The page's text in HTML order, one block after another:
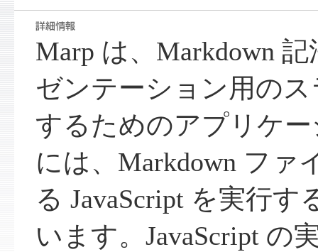
Marp は、Markdown
ゼンテーション用の
するためのアプリケ
には、Markdown ファ
る JavaScript を実行
います。JavaScript の